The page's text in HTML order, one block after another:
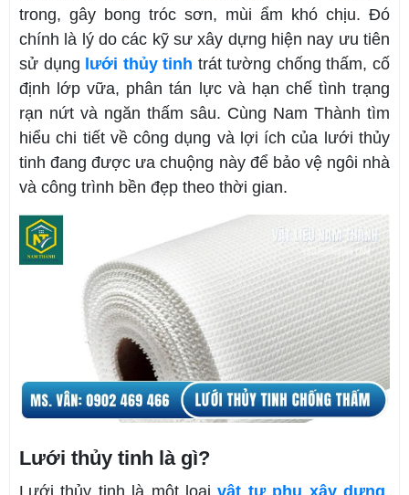
trong, gây bong tróc sơn, mùi ẩm khó chịu. Đó
chính là lý do các kỹ sư xây dựng hiện nay ưu tiên
sử dụng lưới thủy tinh trát tường chống thấm, cố
định lớp vữa, phân tán lực và hạn chế tình trạng
rạn nứt và ngăn thấm sâu. Cùng Nam Thành tìm
hiểu chi tiết về công dụng và lợi ích của lưới thủy
tinh đang được ưa chuộng này để bảo vệ ngôi nhà
và công trình bền đẹp theo thời gian.
Lưới thủy tinh là gì?